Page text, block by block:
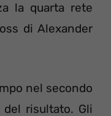
la quarta rete
di Alexander
nel secondo
risultato. Gli